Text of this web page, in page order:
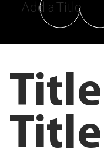
Add a Title
Title
Title